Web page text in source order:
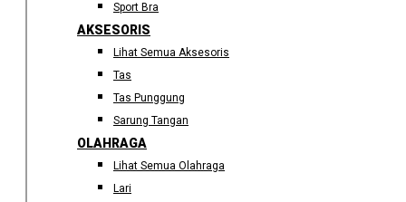
Sport Bra
AKSESORIS
Lihat Semua Aksesoris
Tas
Tas Punggung
Sarung Tangan
OLAHRAGA
Lihat Semua Olahraga
Lari